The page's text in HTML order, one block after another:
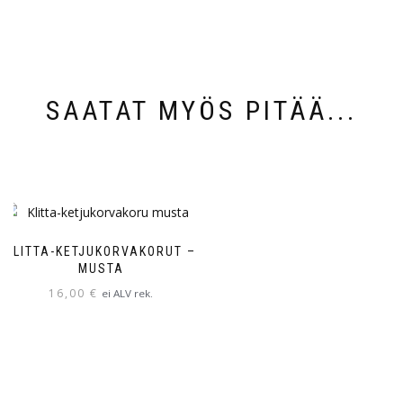
SAATAT MYÖS PITÄÄ...
KLITTA-KETJUKORVAKORUT –
MUSTA
16,00 € ei ALV rek.